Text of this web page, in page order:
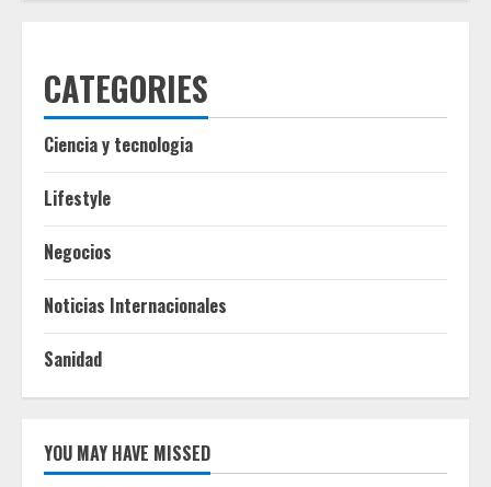
CATEGORIES
Ciencia y tecnologia
Lifestyle
Negocios
Noticias Internacionales
Sanidad
YOU MAY HAVE MISSED